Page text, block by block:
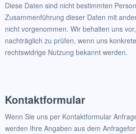
Diese Daten sind nicht bestimmten
Zusammenführung dieser Daten mit
nicht vorgenommen. Wir behalten uns
nachträglich zu prüfen, wenn uns
rechtswidrige Nutzung bekannt werden.
Kontaktformular
Wenn Sie uns per Kontaktformular
werden Ihre Angaben aus dem